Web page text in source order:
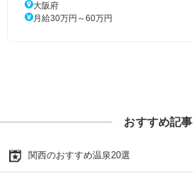
大阪府
月給30万円～60万円
おすすめ記事
関西のおすすめ温泉20選